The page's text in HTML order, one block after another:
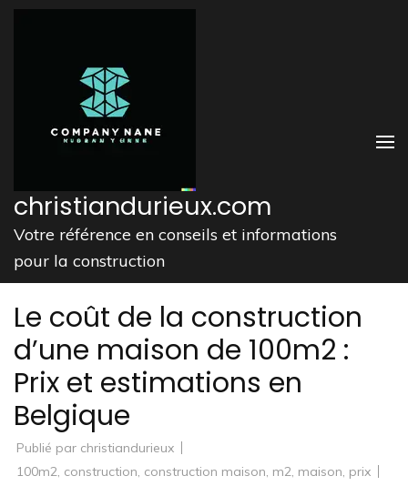
Aller
christiandurieux.com
Votre référence en conseils et informations
pour la construction
Le coût de la construction
d’une maison de 100m2 :
Prix et estimations en
Belgique
Publié par christiandurieux
100m2, construction, construction maison, m2, maison, prix